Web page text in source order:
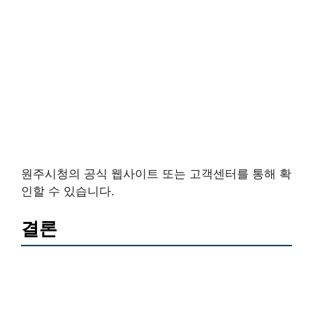
원주시청의 공식 웹사이트 또는 고객센터를 통해 확
인할 수 있습니다.
결론